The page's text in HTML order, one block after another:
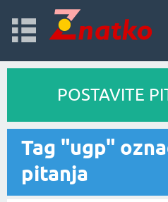
POSTAVITE
Tag "ugp"
pitanja